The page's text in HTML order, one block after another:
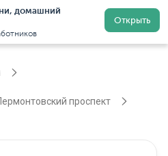
домашний
Открыть
Регистрация
проспект